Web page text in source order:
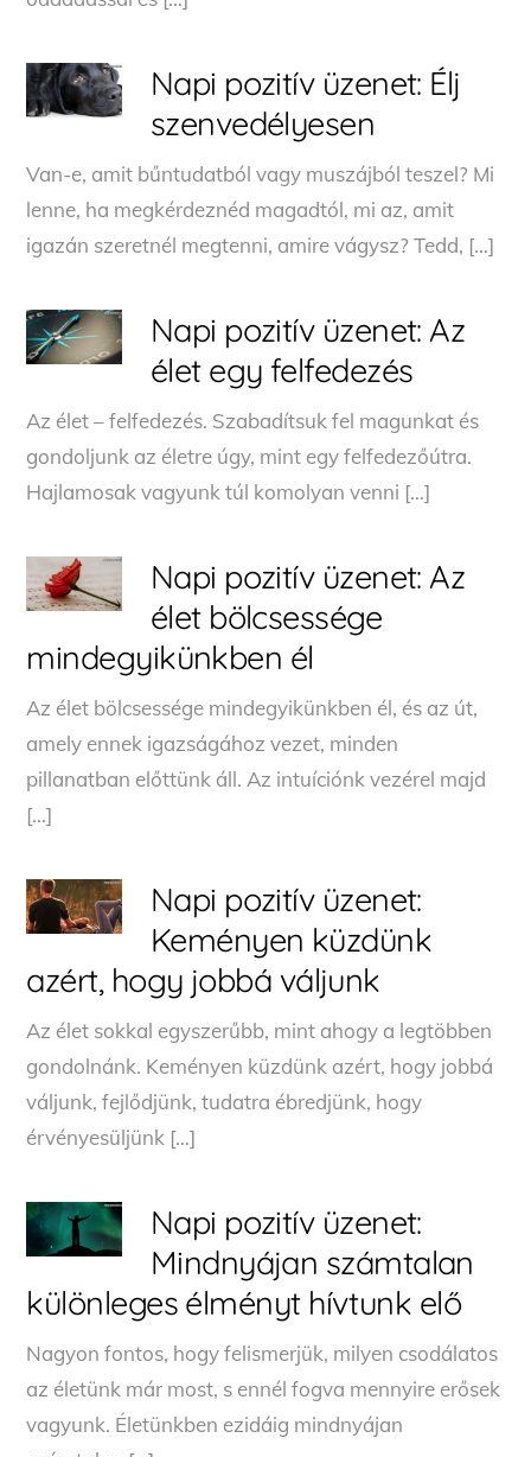
Napi pozitív üzenet: Élj
szenvedélyesen
Van-e, amit bűntudatból vagy muszájból teszel? Mi
lenne, ha megkérdeznéd magadtól, mi az, amit
igazán szeretnél megtenni, amire vágysz? Tedd, […]
Napi pozitív üzenet: Az
élet egy felfedezés
Az élet – felfedezés. Szabadítsuk fel magunkat és
gondoljunk az életre úgy, mint egy felfedezőútra.
Hajlamosak vagyunk túl komolyan venni […]
Napi pozitív üzenet: Az
élet bölcsessége
mindegyikünkben él
Az élet bölcsessége mindegyikünkben él, és az út,
amely ennek igazságához vezet, minden
pillanatban előttünk áll. Az intuíciónk vezérel majd
[…]
Napi pozitív üzenet:
Keményen küzdünk
azért, hogy jobbá váljunk
Az élet sokkal egyszerűbb, mint ahogy a legtöbben
gondolnánk. Keményen küzdünk azért, hogy jobbá
váljunk, fejlődjünk, tudatra ébredjünk, hogy
érvényesüljünk […]
Napi pozitív üzenet:
Mindnyájan számtalan
különleges élményt hívtunk elő
Nagyon fontos, hogy felismerjük, milyen csodálatos
az életünk már most, s ennél fogva mennyire erősek
vagyunk. Életünkben ezidáig mindnyájan